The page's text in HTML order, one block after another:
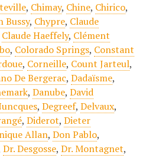
, Chimay, Chine, Chirico,
Bussy, Chypre, Claude
Claude Haeffely, Clément
, Colorado Springs, Constant
, Corneille, Count Jarteul,
De Bergerac, Dadaïsme,
, Danube, David
, Degreef, Delvaux,
, Diderot, Dieter
Allan, Don Pablo,
Dr. Desgosse, Dr. Montagnet,